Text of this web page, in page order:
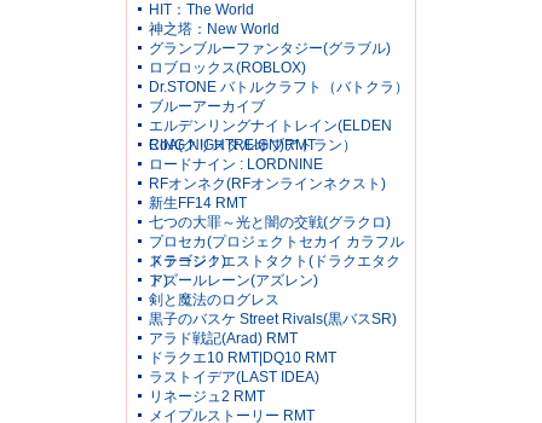
HIT：The World
神之塔：New World
グランブルーファンタジー(グラブル)
ロブロックス(ROBLOX)
Dr.STONE バトルクラフト（バトクラ）
ブルーアーカイブ
エルデンリングナイトレイン(ELDEN
RING NIGHTREIGN)RMT
CoA(クリスタルオブアトラン）
ロードナイン : LORDNINE
RFオンネク(RFオンラインネクスト)
新生FF14 RMT
七つの大罪～光と闇の交戦(グラクロ)
プロセカ(プロジェクトセカイ カラフル
ステージ！)
ドラゴンクエストタクト(ドラクエタク
ト)
アズールレーン(アズレン)
剣と魔法のログレス
黒子のバスケ Street Rivals(黒バスSR)
アラド戦記(Arad) RMT
ドラクエ10 RMT|DQ10 RMT
ラストイデア(LAST IDEA)
リネージュ2 RMT
メイプルストーリー RMT